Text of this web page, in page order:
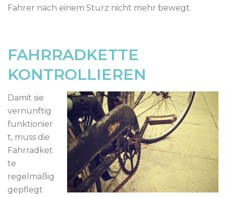
Fahrer nach einem Sturz nicht mehr bewegt.
FAHRRADKETTE
KONTROLLIEREN
Damit sie
vernünftig
funktionier
t, muss die
Fahrradket
te
regelmäßig
gepflegt